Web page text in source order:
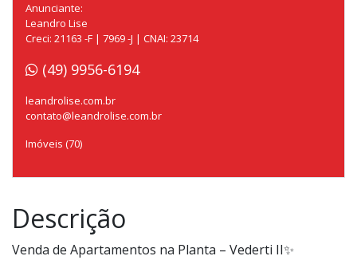
Anunciante:
Leandro Lise
Creci: 21163 -F | 7969 -J | CNAI: 23714
(49) 9956-6194
leandrolise.com.br
contato@leandrolise.com.br
Imóveis (70)
Descrição
Venda de Apartamentos na Planta – Vederti II✨